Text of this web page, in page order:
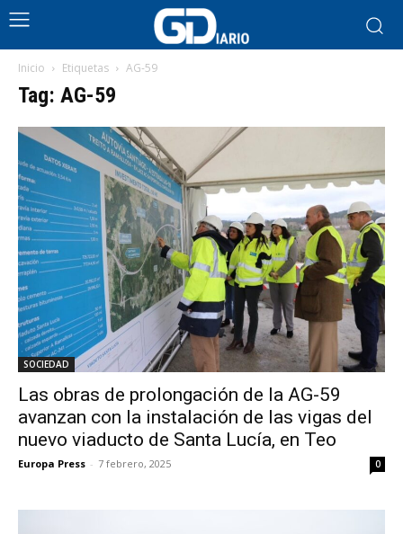
Inicio Etiquetas AG-59
Tag: AG-59
SOCIEDAD
Las obras de prolongación de la AG-59
avanzan con la instalación de las vigas del
nuevo viaducto de Santa Lucía, en Teo
Europa Press - 7 febrero, 2025 0